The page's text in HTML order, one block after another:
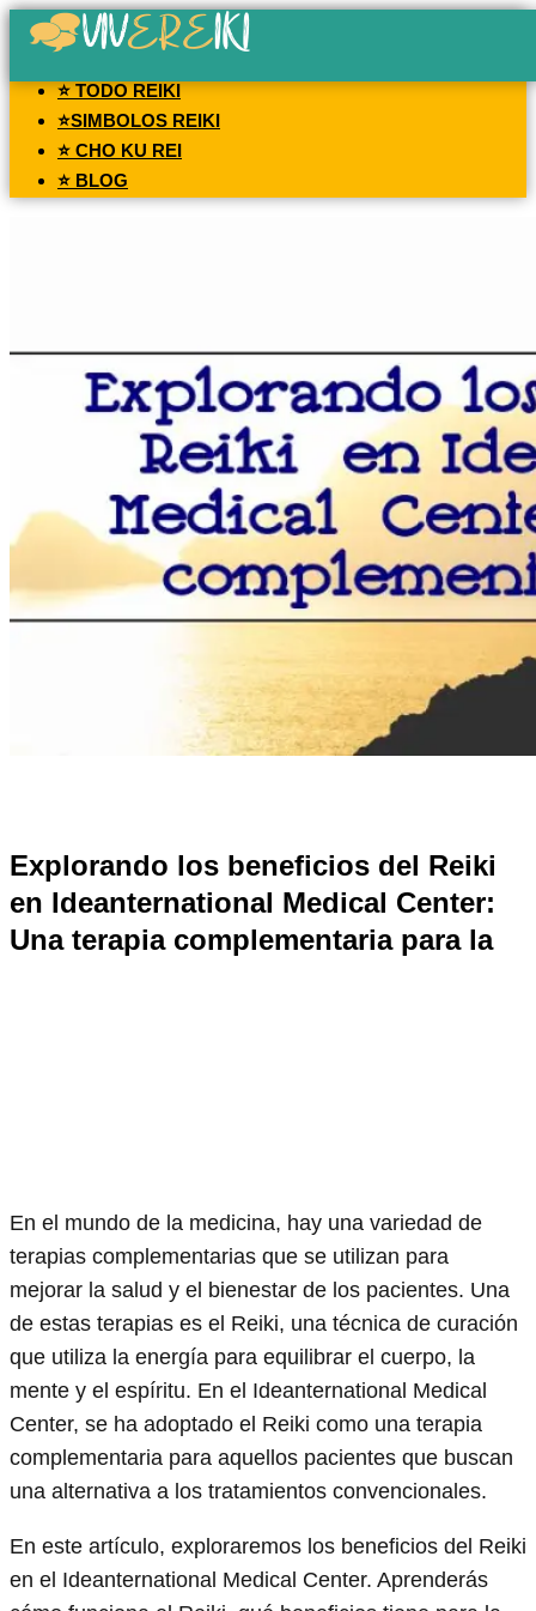
⭐ TODO REIKI
⭐SIMBOLOS REIKI
⭐ CHO KU REI
⭐ BLOG
Explorando los beneficios del Reiki
en Ideanternational Medical Center:
Una terapia complementaria para la
En el mundo de la medicina, hay una variedad de
terapias complementarias que se utilizan para
mejorar la salud y el bienestar de los pacientes. Una
de estas terapias es el Reiki, una técnica de curación
que utiliza la energía para equilibrar el cuerpo, la
mente y el espíritu. En el Ideanternational Medical
Center, se ha adoptado el Reiki como una terapia
complementaria para aquellos pacientes que buscan
una alternativa a los tratamientos convencionales.
En este artículo, exploraremos los beneficios del Reiki
en el Ideanternational Medical Center. Aprenderás